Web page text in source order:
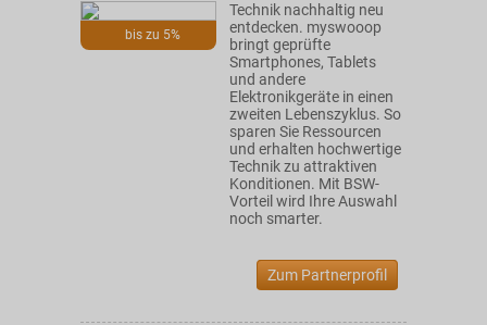
bis zu 5%
Technik nachhaltig neu
entdecken. myswooop
bringt geprüfte
Smartphones, Tablets
und andere
Elektronikgeräte in einen
zweiten Lebenszyklus. So
sparen Sie Ressourcen
und erhalten hochwertige
Technik zu attraktiven
Konditionen. Mit BSW-
Vorteil wird Ihre Auswahl
noch smarter.
Zum Partnerprofil